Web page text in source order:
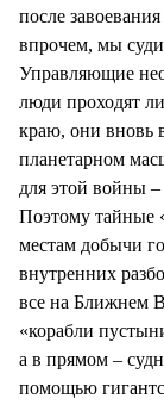
после
впрочем, мы
Управляющие
люди проходят
краю, они вновь
планетарном
для этой войны
Поэтому тайные
местам добычи
внутренних
все на Ближнем
«корабли
а в прямом –
помощью